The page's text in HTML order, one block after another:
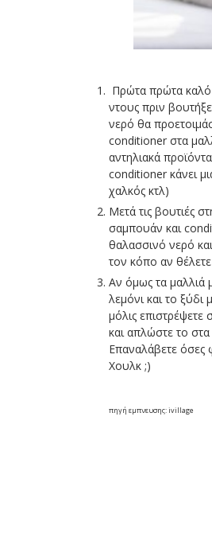
Πρώτα πρώτα καλό
ντους πριν
νερό θα
conditioner στα
αντηλιακά
conditioner κάνει
χαλκός κτλ)
Μετά τις βουτιές
σαμπουάν και
θαλασσινό νερό
τον κόπο αν
Αν όμως τα μαλλιά
λεμόνι και το
μόλις επιστρέψετε
και απλώστε το
Επαναλάβετε όσες
Χουλκ ;)
πηγή εμπνευσης: ivillage